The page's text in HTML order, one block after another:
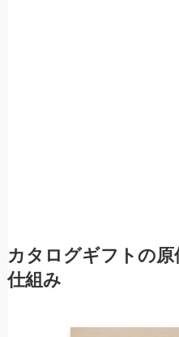
カタログギフトの
仕組み